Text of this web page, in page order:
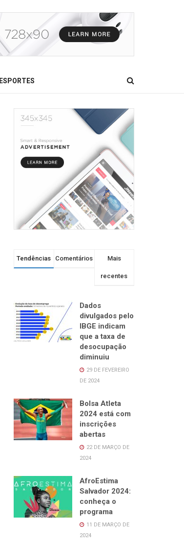
ESPORTES
Tendências Comentários Mais
recentes
Dados
divulgados pelo
IBGE indicam
que a taxa de
desocupação
diminuiu
29 DE FEVEREIRO
DE 2024
Bolsa Atleta
2024 está com
inscrições
abertas
22 DE MARÇO DE
2024
AfroEstima
Salvador 2024:
conheça o
programa
11 DE MARÇO DE
2024